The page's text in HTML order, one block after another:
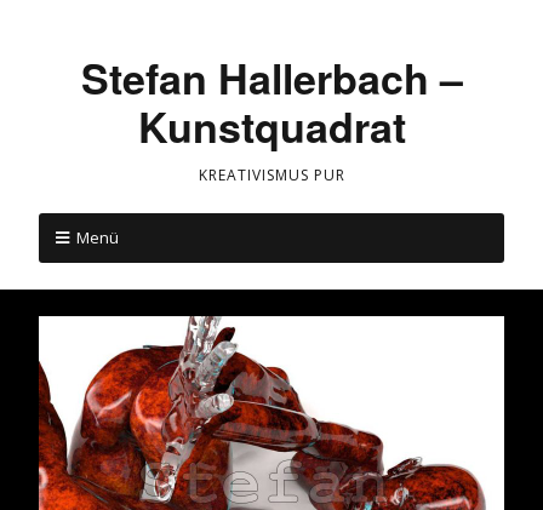
Stefan Hallerbach –
Kunstquadrat
KREATIVISMUS PUR
Menü